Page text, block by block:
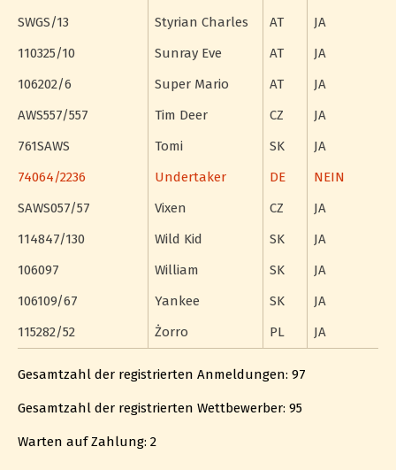
SWGS/13
Styrian Charles AT
JA
110325/10
Sunray Eve AT
JA
106202/6
Super Mario AT
JA
AWS557/557
Tim Deer CZ
JA
761SAWS
Tomi SK
JA
74064/2236
Undertaker DE
NEIN
SAWS057/57
Vixen CZ
JA
114847/130
Wild Kid SK
JA
106097
William SK
JA
106109/67
Yankee SK
JA
115282/52
Żorro PL JA
Gesamtzahl der registrierten Anmeldungen: 97
Gesamtzahl der registrierten Wettbewerber: 95
Warten auf Zahlung: 2